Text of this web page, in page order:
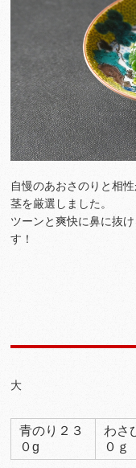
自慢のあおさのりと相
茎を厳選しました。
ツーンと爽快に鼻に抜
す！
大
青のり２３
０g
わさ
０ｇ